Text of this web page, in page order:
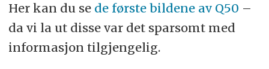
Her kan du se de første bildene av Q50 –
da vi la ut disse var det sparsomt med
informasjon tilgjengelig.